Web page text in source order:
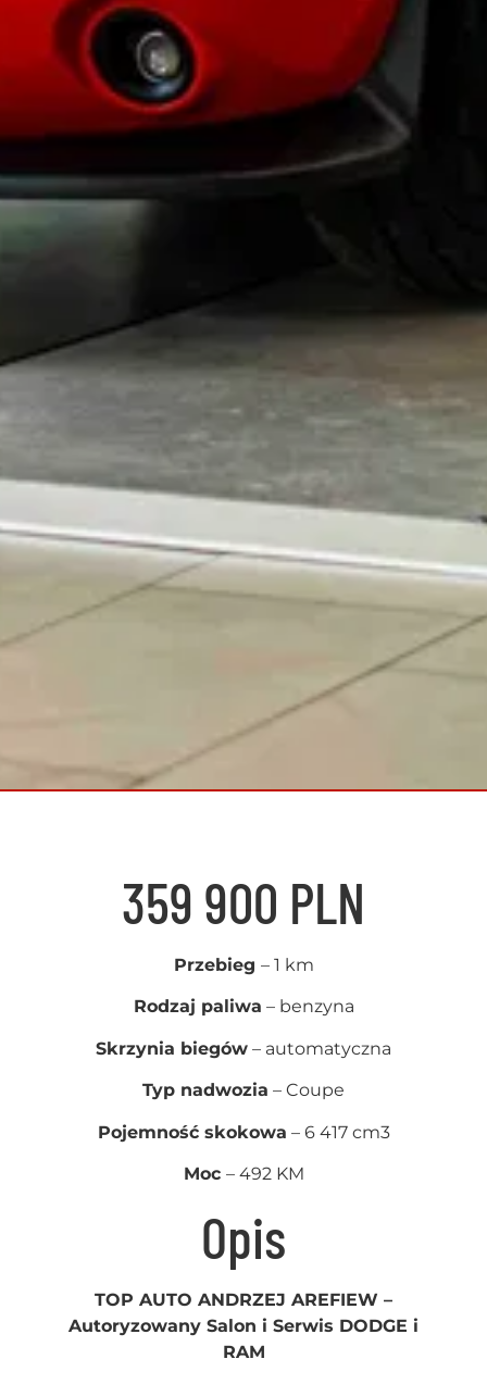
359 900 PLN
Przebieg – 1 km
Rodzaj paliwa – benzyna
Skrzynia biegów – automatyczna
Typ nadwozia – Coupe
Pojemność skokowa – 6 417 cm3
Moc – 492 KM
Opis
TOP AUTO ANDRZEJ AREFIEW –
Autoryzowany Salon i Serwis DODGE i
RAM